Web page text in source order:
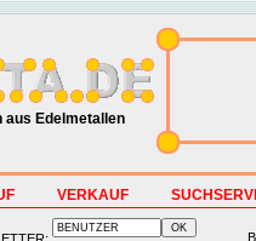
aus Edelmetallen
VERKAUF